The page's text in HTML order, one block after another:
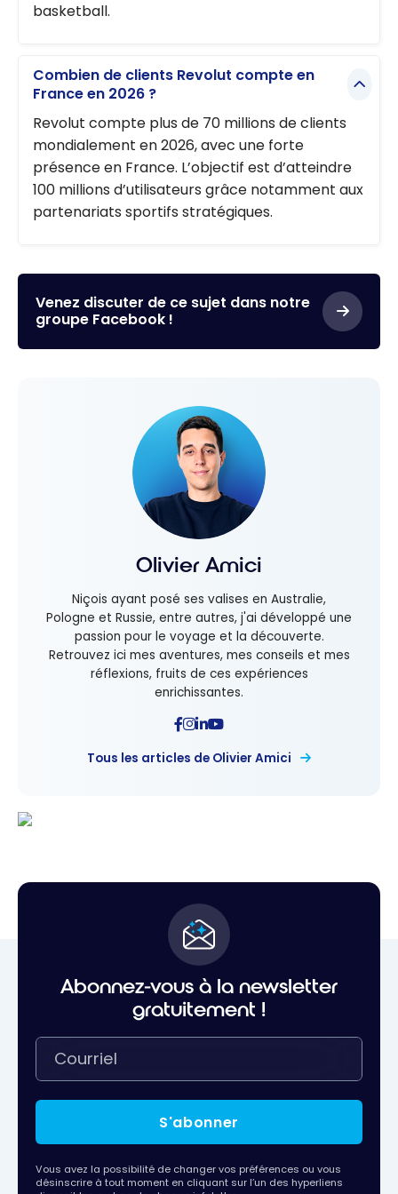
basketball.
Combien de clients Revolut compte en
France en 2026 ?
Revolut compte plus de 70 millions de clients
mondialement en 2026, avec une forte
présence en France. L’objectif est d’atteindre
100 millions d’utilisateurs grâce notamment aux
partenariats sportifs stratégiques.
Venez discuter de ce sujet dans notre
groupe Facebook !
Olivier Amici
Niçois ayant posé ses valises en Australie,
Pologne et Russie, entre autres, j'ai développé une
passion pour le voyage et la découverte.
Retrouvez ici mes aventures, mes conseils et mes
réflexions, fruits de ces expériences
enrichissantes.
Tous les articles de Olivier Amici
Abonnez-vous à la newsletter
gratuitement !
S'abonner
Vous avez la possibilité de changer vos préférences ou vous
désinscrire à tout moment en cliquant sur l’un des hyperliens